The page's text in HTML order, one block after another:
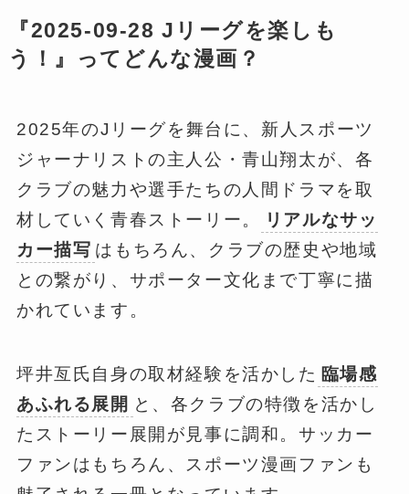
『2025-09-28 Jリーグを楽しも
う！』ってどんな漫画？
2025年のJリーグを舞台に、新人スポーツ
ジャーナリストの主人公・青山翔太が、各
クラブの魅力や選手たちの人間ドラマを取
材していく青春ストーリー。
リアルなサッ
カー描写 はもちろん、クラブの歴史や地域
との繋がり、サポーター文化まで丁寧に描
かれています。
坪井亙氏自身の取材経験を活かした 臨場感
あふれる展開 と、各クラブの特徴を活かし
たストーリー展開が見事に調和。サッカー
ファンはもちろん、スポーツ漫画ファンも